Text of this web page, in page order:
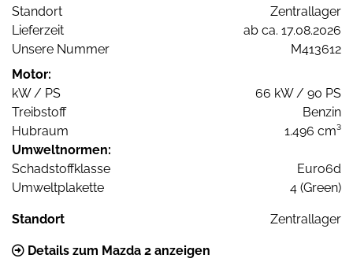
Standort
Zentrallager
Lieferzeit
ab ca. 17.08.2026
Unsere Nummer
M413612
Motor:
kW / PS
66 kW / 90 PS
Treibstoff
Benzin
Hubraum
1.496 cm³
Umweltnormen:
Schadstoffklasse
Euro6d
Umweltplakette
4 (Green)
Standort Zentrallager
Details zum Mazda 2 anzeigen